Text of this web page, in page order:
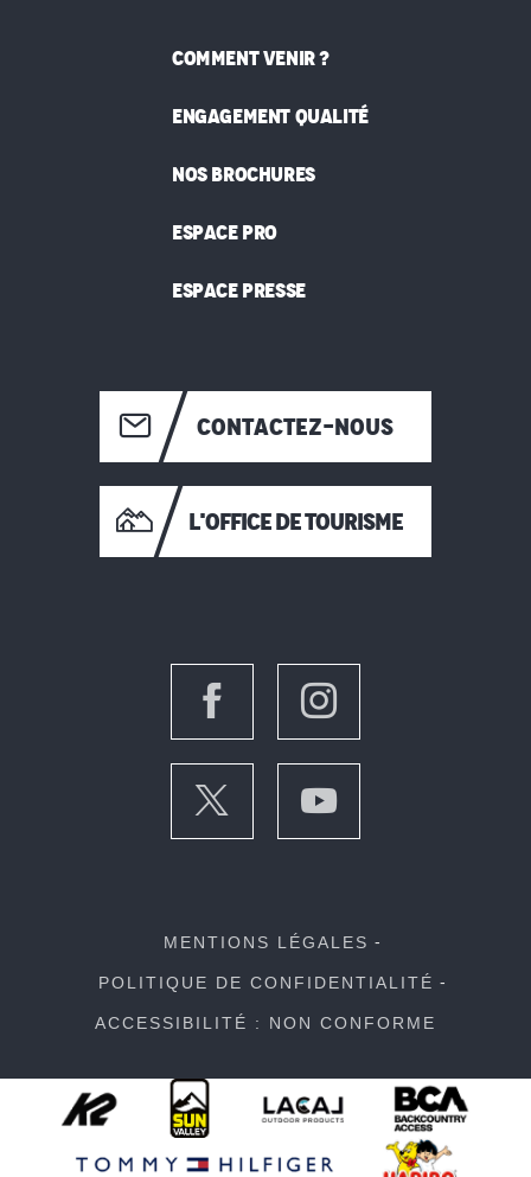
COMMENT VENIR ?
ENGAGEMENT QUALITÉ
NOS BROCHURES
ESPACE PRO
ESPACE PRESSE
CONTACTEZ-NOUS
L'OFFICE DE TOURISME
MENTIONS LÉGALES
POLITIQUE DE CONFIDENTIALITÉ
ACCESSIBILITÉ : NON CONFORME